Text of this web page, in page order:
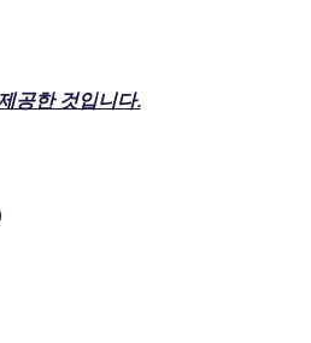
공한 것입니다.